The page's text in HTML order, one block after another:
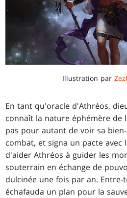
Illustration par
En tant qu'oracle d'Athréos,
connaît la nature éphémère de
pas pour autant de voir sa
combat, et signa un pacte avec
d'aider Athréos à guider les
souterrain en échange de
dulcinée une fois par an. Entre-
échafauda un plan pour la